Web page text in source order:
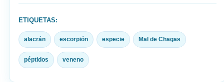
ETIQUETAS:
alacrán escorpión especie Mal de Chagas
péptidos veneno